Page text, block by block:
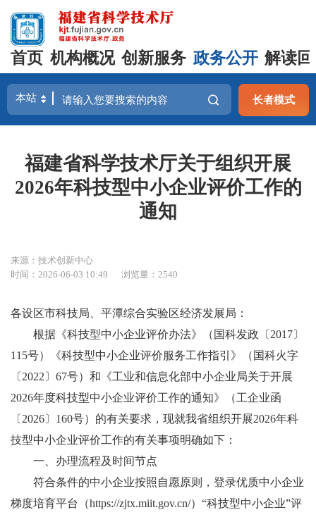
首页 机构概况 创新服务 政务公开 解读
长者模式
福建省科学技术厅关于组织开展
2026年科技型中小企业评价工作的
通知
来源：技术创新中心
时间：2026-06-03 10:49
浏览量：2540
各设区市科技局、平潭综合实验区经济发展局：
根据《科技型中小企业评价办法》（国科发政〔2017〕
115号）《科技型中小企业评价服务工作指引》（国科火字
〔2022〕67号）和《工业和信息化部中小企业局关于开展
2026年度科技型中小企业评价工作的通知》（工企业函
〔2026〕160号）的有关要求，现就我省组织开展2026年科
技型中小企业评价工作的有关事项明确如下：
一、办理流程及时间节点
符合条件的中小企业按照自愿原则，登录优质中小企业
梯度培育平台（https://zjtx.miit.gov.cn/）“科技型中小企业”评